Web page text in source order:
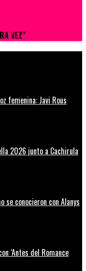
VEZ”
femenina: Javi Rous
2026 junto a Cachirula
se conocieron con Alanys
‘Antes del Romance